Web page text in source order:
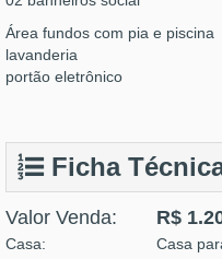
Área fundos com pia e piscina
lavanderia
portão eletrônico
Ficha
Valor Venda: R$
Casa:
Casa